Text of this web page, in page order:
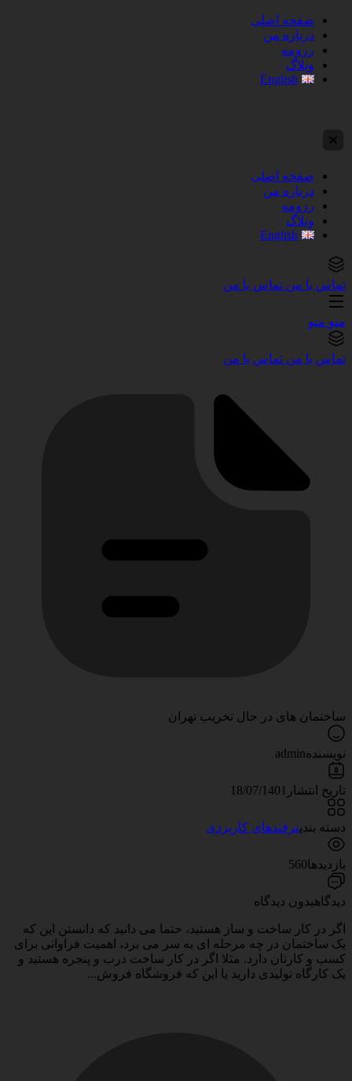
صفحه اصلی
درباره من
رزومه
وبلاگ
English
صفحه اصلی
درباره من
رزومه
وبلاگ
English
تماس با من تماس با من
منو منو
تماس با من تماس با من
ساختمان های در حال تخریب تهران
نویسندهadmin
تاریخ انتشار 18/07/1401
دسته بندیترفندهای کاربردی
بازدیدها 560
دیدگاهبدون دیدگاه
اگر در کار ساخت و ساز هستید، حتما می دانید که دانستن این که
یک ساختمان در چه مرحله ای به سر می برد، اهمیت فراوانی برای
کسب و کارتان دارد. مثلا اگر در کار ساخت درب و پنجره هستید و
یک کارگاه تولیدی دارید یا این که فروشگاه فروش...